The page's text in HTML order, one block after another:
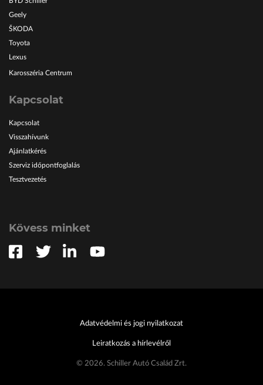
Geely
ŠKODA
Toyota
Lexus
Karosszéria Centrum
Kapcsolat
Kapcsolat
Visszahívunk
Ajánlatkérés
Szerviz időpontfoglalás
Tesztvezetés
Kövess minket
Adatvédelmi és jogi nyilatkozat
© 2026. Schiller Autó Család Zrt.
Leiratkozás a hírlevélről